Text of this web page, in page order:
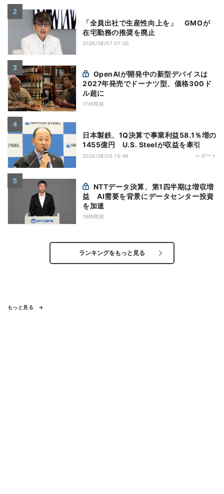
「全員出社で生産性向上を」 GMOが
在宅勤務の推奨を廃止
2026/08/07 07:00
2027年発売でドーナツ型、価格300ド
ル超に
17時間前
日本製鉄、1Q決算で事業利益58.1％増の
1455億円 U.S. Steelが収益を牽引
2026/08/05 15:49 レポート
益 AI需要を背景にデータセンター投資
を加速
19時間前
ランキングをもっと見る
もっと見る